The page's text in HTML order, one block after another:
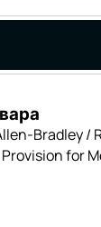
Bradley /
for